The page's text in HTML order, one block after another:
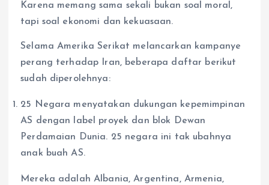
Karena memang sama sekali bukan soal moral,
tapi soal ekonomi dan kekuasaan.
Selama Amerika Serikat melancarkan kampanye
perang terhadap Iran, beberapa daftar berikut
sudah diperolehnya:
25 Negara menyatakan dukungan kepemimpinan
AS dengan label proyek dan blok Dewan
Perdamaian Dunia. 25 negara ini tak ubahnya
anak buah AS.
Mereka adalah Albania, Argentina, Armenia,